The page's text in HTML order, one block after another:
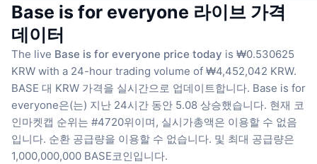
Base is for everyone 라이브 가격
데이터
The live Base is for everyone price today is ₩0.530625
KRW with a 24-hour trading volume of ₩4,452,042 KRW.
BASE 대 KRW 가격을 실시간으로 업데이트합니다. Base is for
everyone은(는) 지난 24시간 동안 5.08 상승했습니다. 현재 코
인마켓캡 순위는 #4720위이며, 실시가총액은 이용할 수 없음
입니다. 순환 공급량을 이용할 수 없습니다. 및 최대 공급량은
1,000,000,000 BASE코인입니다.